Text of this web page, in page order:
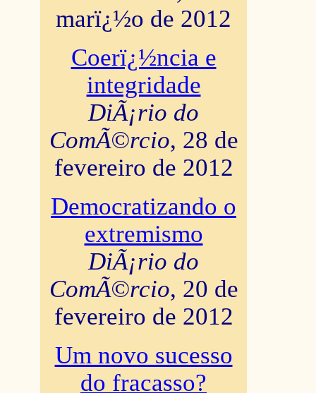
marï¿½o de 2012
Coerï¿½ncia e
integridade
DiÃ¡rio do
ComÃ©rcio, 28 de
fevereiro de 2012
Democratizando o
extremismo
DiÃ¡rio do
ComÃ©rcio, 20 de
fevereiro de 2012
Um novo sucesso
do fracasso?